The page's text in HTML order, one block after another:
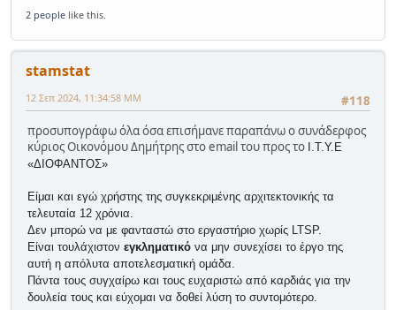
2 people like this.
stamstat
#118
12 Σεπ 2024, 11:34:58 ΜΜ
προσυπογράφω όλα όσα επισήμανε παραπάνω ο συνάδερφος
κύριος Οικονόμου Δημήτρης στο email του προς το Ι.Τ.Υ.Ε
«ΔΙΟΦΑΝΤΟΣ»
Είμαι και εγώ χρήστης της συγκεκριμένης αρχιτεκτονικής τα
τελευταία 12 χρόνια.
Δεν μπορώ να με φανταστώ στο εργαστήριο χωρίς LTSP.
Είναι τουλάχιστον εγκληματικό να μην συνεχίσει το έργο της
αυτή η απόλυτα αποτελεσματική ομάδα.
Πάντα τους συγχαίρω και τους ευχαριστώ από καρδιάς για την
δουλεία τους και εύχομαι να δοθεί λύση το συντομότερο.